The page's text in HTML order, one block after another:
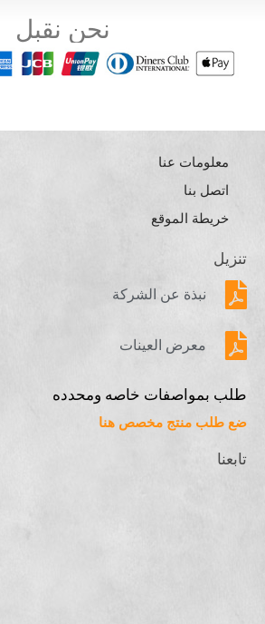
نحن نقبل
معلومات عنا
اتصل بنا
خريطة الموقع
تنزيل
نبذة عن الشركة
معرض العينات
طلب بمواصفات خاصه ومحدده
ضع طلب منتج مخصص هنا
تابعنا